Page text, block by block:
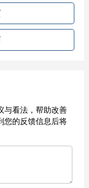
与看法，帮助改善
您的反馈信息后将